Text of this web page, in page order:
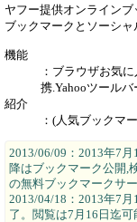
ヤフー提供オンライン
ブックマークとソーシャ
機能
：ブラウザお気
携.Yahooツール
紹介
：(人気ブックマ
2013/06/09：2013年7
降はブックマーク公開,
の無料ブックマークサ
2013/04/18：2013年7
了。閲覧は7月16日迄可